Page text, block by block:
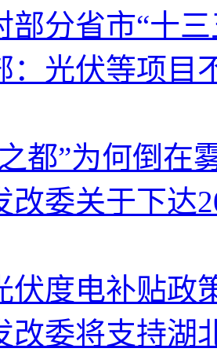
部分省市“十
：光伏等项目
都”为何倒在
改委关于下达
伏度电补贴政
改委将支持湖